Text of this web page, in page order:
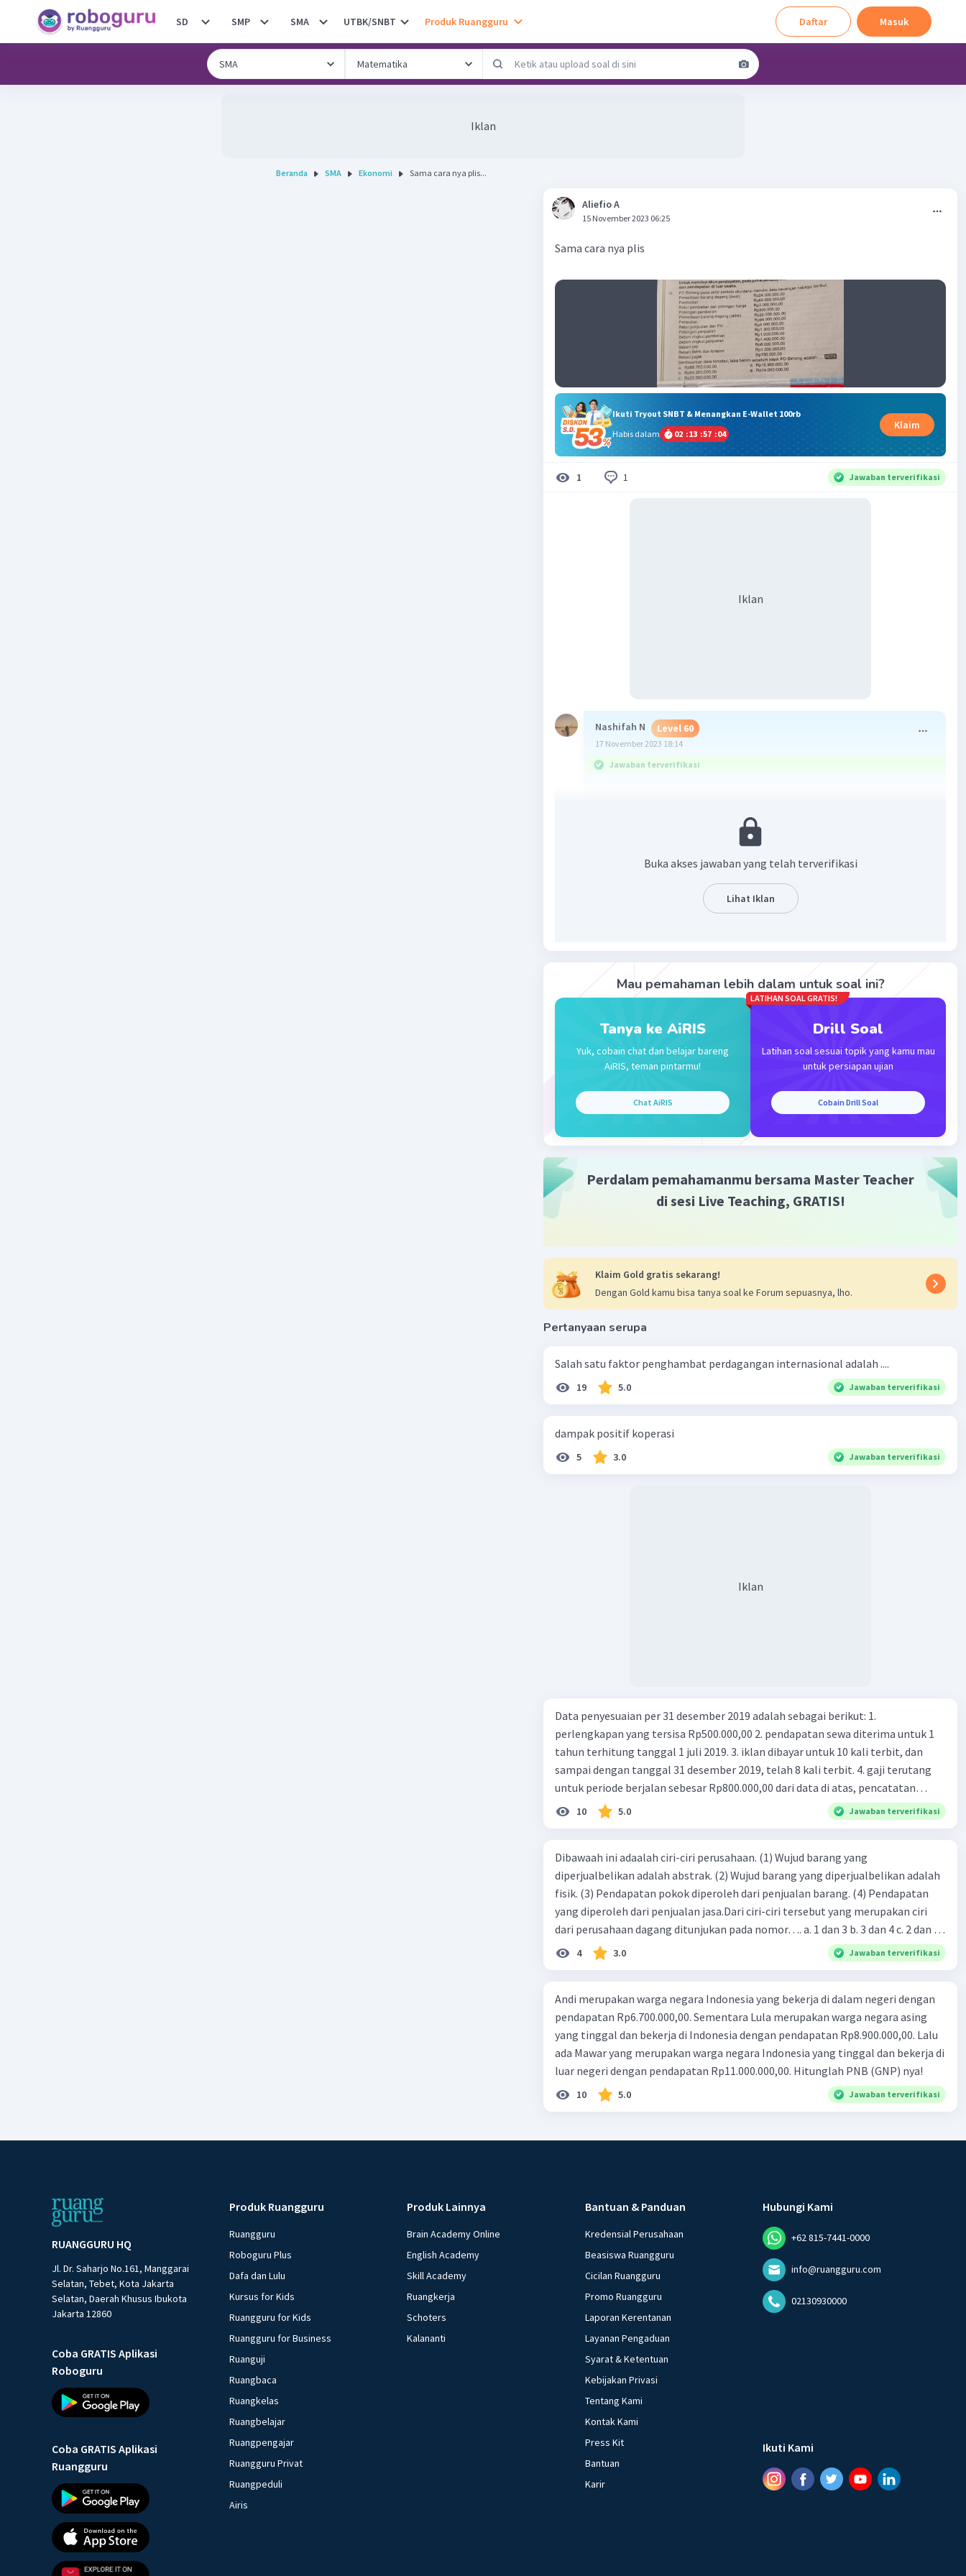
SD SMP SMA UTBK/SNBT Produk Ruangguru Daftar Masuk
Iklan
Beranda SMA Ekonomi Sama cara nya plis...
Aliefio A
15 November 2023 06:25
Sama cara nya plis
Ikuti Tryout SNBT & Menangkan E-Wallet 100rb
Habis dalam
02 :13 :57 :04
Klaim
1 1 Jawaban terverifikasi
Iklan
Nashifah N Level 60
17 November 2023 18:14
Jawaban terverifikasi
Beri Rating·5.0(1)
Iklan
Buka akses jawaban yang telah terverifikasi
Lihat Iklan
Mau pemahaman lebih dalam untuk soal ini?
Tanya ke AiRIS
Yuk, cobain chat dan belajar bareng
AiRIS, teman pintarmu!
Chat AiRIS
LATIHAN SOAL GRATIS!
Drill Soal
Latihan soal sesuai topik yang kamu mau
untuk persiapan ujian
Cobain Drill Soal
Perdalam pemahamanmu bersama Master Teacher
di sesi Live Teaching, GRATIS!
Klaim Gold gratis sekarang!
Dengan Gold kamu bisa tanya soal ke Forum sepuasnya, lho.
Pertanyaan serupa
Salah satu faktor penghambat perdagangan internasional adalah ....
19 5.0 Jawaban terverifikasi
dampak positif koperasi
5 3.0 Jawaban terverifikasi
Iklan
Data penyesuaian per 31 desember 2019 adalah sebagai berikut: 1.
perlengkapan yang tersisa Rp500.000,00 2. pendapatan sewa diterima untuk 1
tahun terhitung tanggal 1 juli 2019. 3. iklan dibayar untuk 10 kali terbit, dan
sampai dengan tanggal 31 desember 2019, telah 8 kali terbit. 4. gaji terutang
untuk periode berjalan sebesar Rp800.000,00 dari data di atas, pencatatan
jurnal pembalik yang benar adalah ....
10 5.0 Jawaban terverifikasi
Dibawaah ini adaalah ciri-ciri perusahaan. (1) Wujud barang yang
diperjualbelikan adalah abstrak. (2) Wujud barang yang diperjualbelikan adalah
fisik. (3) Pendapatan pokok diperoleh dari penjualan barang. (4) Pendapatan
yang diperoleh dari penjualan jasa.Dari ciri-ciri tersebut yang merupakan ciri
dari perusahaan dagang ditunjukan pada nomor…. a. 1 dan 3 b. 3 dan 4 c. 2 dan 3
d. 1 dan 2 e. 2 dan 4
4 3.0 Jawaban terverifikasi
Andi merupakan warga negara Indonesia yang bekerja di dalam negeri dengan
pendapatan Rp6.700.000,00. Sementara Lula merupakan warga negara asing
yang tinggal dan bekerja di Indonesia dengan pendapatan Rp8.900.000,00. Lalu
ada Mawar yang merupakan warga negara Indonesia yang tinggal dan bekerja di
luar negeri dengan pendapatan Rp11.000.000,00. Hitunglah PNB (GNP) nya!
10 5.0 Jawaban terverifikasi
RUANGGURU HQ
Jl. Dr. Saharjo No.161, Manggarai
Selatan, Tebet, Kota Jakarta
Selatan, Daerah Khusus Ibukota
Jakarta 12860
Coba GRATIS Aplikasi
Roboguru
Coba GRATIS Aplikasi
Ruangguru
Produk Ruangguru
Ruangguru
Roboguru Plus
Dafa dan Lulu
Kursus for Kids
Ruangguru for Kids
Ruangguru for Business
Ruanguji
Ruangbaca
Ruangkelas
Ruangbelajar
Ruangpengajar
Ruangguru Privat
Ruangpeduli
Airis
Produk Lainnya
Brain Academy Online
English Academy
Skill Academy
Ruangkerja
Schoters
Kalananti
Bantuan & Panduan
Kredensial Perusahaan
Beasiswa Ruangguru
Cicilan Ruangguru
Promo Ruangguru
Laporan Kerentanan
Layanan Pengaduan
Syarat & Ketentuan
Kebijakan Privasi
Tentang Kami
Kontak Kami
Press Kit
Bantuan
Karir
Hubungi Kami
+62 815-7441-0000
info@ruangguru.com
02130930000
Ikuti Kami